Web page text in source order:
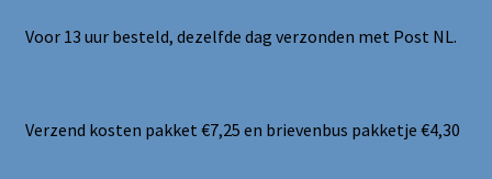
Voor 13 uur besteld, dezelfde dag verzonden met Post NL.
Verzend kosten pakket €7,25 en brievenbus pakketje €4,30